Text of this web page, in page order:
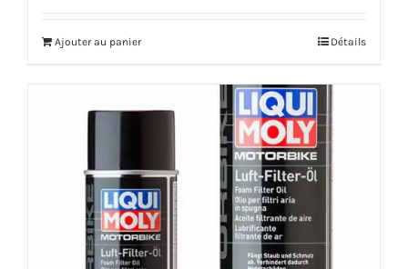
Ajouter au panier Détails